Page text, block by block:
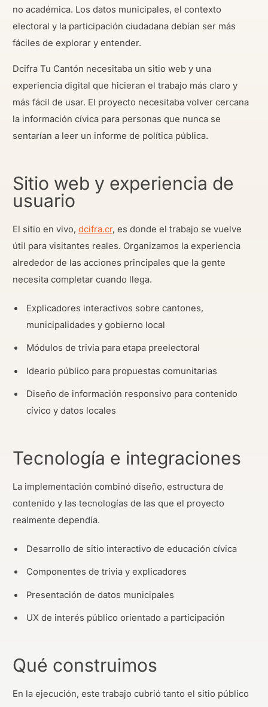
no académica. Los datos municipales, el contexto
electoral y la participación ciudadana debían ser más
fáciles de explorar y entender.
Dcifra Tu Cantón necesitaba un sitio web y una
experiencia digital que hicieran el trabajo más claro y
más fácil de usar. El proyecto necesitaba volver cercana
la información cívica para personas que nunca se
sentarían a leer un informe de política pública.
Sitio web y experiencia de
usuario
El sitio en vivo, dcifra.cr, es donde el trabajo se vuelve
útil para visitantes reales. Organizamos la experiencia
alrededor de las acciones principales que la gente
necesita completar cuando llega.
Explicadores interactivos sobre cantones,
municipalidades y gobierno local
Módulos de trivia para etapa preelectoral
Ideario público para propuestas comunitarias
Diseño de información responsivo para contenido
cívico y datos locales
Tecnología e integraciones
La implementación combinó diseño, estructura de
contenido y las tecnologías de las que el proyecto
realmente dependía.
Desarrollo de sitio interactivo de educación cívica
Componentes de trivia y explicadores
Presentación de datos municipales
UX de interés público orientado a participación
Qué construimos
En la ejecución, este trabajo cubrió tanto el sitio público